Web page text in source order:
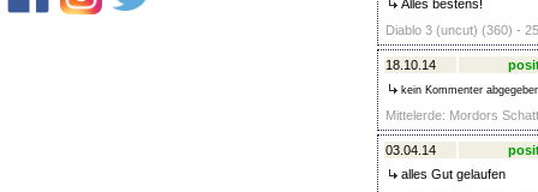
Alles bestens!
Diablo 3 (uncut) (360) -
18.10.14
kein Kommenter
Mittelerde: Mordors
03.04.14
alles Gut gelaufen